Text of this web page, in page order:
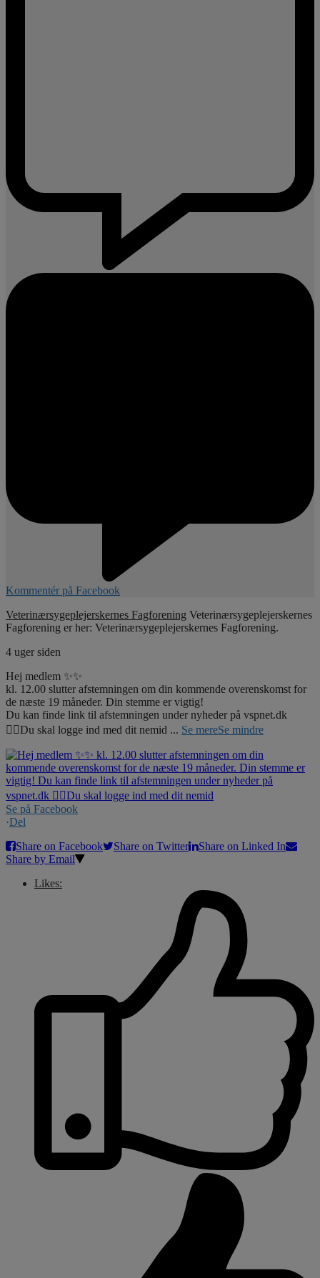
Kommentér på Facebook
Veterinærsygeplejerskernes Fagforening Veterinærsygeplejerskernes
Fagforening er her: Veterinærsygeplejerskernes Fagforening.
4 uger siden
Hej medlem ✨✨
kl. 12.00 slutter afstemningen om din kommende overenskomst for
de næste 19 måneder. Din stemme er vigtig!
Du kan finde link til afstemningen under nyheder på vspnet.dk
☝🏼Du skal logge ind med dit nemid ... Se mereSe mindre
Se på Facebook
·Del
Share on Facebook
Share on Twitter
Share on Linked In
Share by Email
Likes: